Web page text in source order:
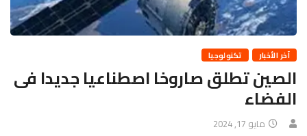
آخر الأخبار تكنولوجيا
الصين تطلق صاروخا اصطناعيا جديدا فى
الفضاء
مايو 17, 2024